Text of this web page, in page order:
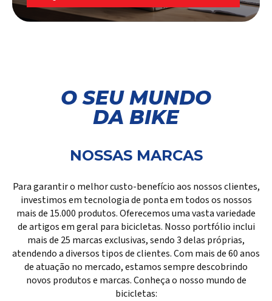
Façam login aqui para acessar suas
ferramentas e informações exclusivas.
FAÇA LOGIN
O SEU MUNDO
DA BIKE
NOSSAS MARCAS
Para garantir o melhor custo-benefício aos nossos clientes,
investimos em tecnologia de ponta em todos os nossos
mais de 15.000 produtos. Oferecemos uma vasta variedade
de artigos em geral para bicicletas. Nosso portfólio inclui
mais de 25 marcas exclusivas, sendo 3 delas próprias,
atendendo a diversos tipos de clientes. Com mais de 60 anos
de atuação no mercado, estamos sempre descobrindo
novos produtos e marcas. Conheça o nosso mundo de
bicicletas: